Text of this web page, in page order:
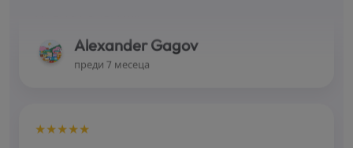
преди 7 месеца
Изключително съм доволен! Опитах няколко